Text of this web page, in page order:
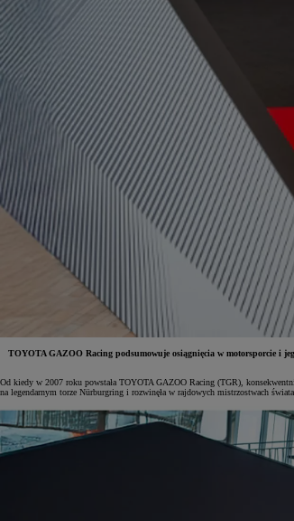
TOYOTA GAZOO Racing podsumowuje osiągnięcia w motorsporcie i
Od kiedy w 2007 roku powstała TOYOTA GAZOO Racing (TGR),
na legendarnym torze Nürburgring i rozwinęła w rajdowych mistrzostwach